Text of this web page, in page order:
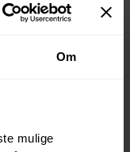
Om
mulige